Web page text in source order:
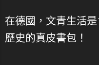
在德國，文青生活
歷史的真皮書包！